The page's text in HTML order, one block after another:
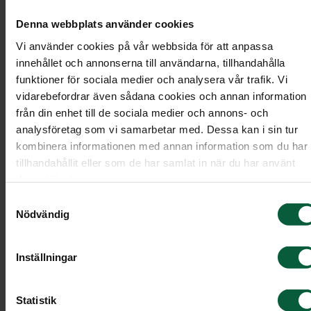
Denna webbplats använder cookies
Vi använder cookies på vår webbsida för att anpassa
innehållet och annonserna till användarna, tillhandahålla
funktioner för sociala medier och analysera vår trafik. Vi
vidarebefordrar även sådana cookies och annan information
från din enhet till de sociala medier och annons- och
analysföretag som vi samarbetar med. Dessa kan i sin tur
kombinera informationen med annan information som du har
tillhandahållit eller som de har samlat in när du har använt
Nödvändig
Inställningar
Statistik
Stenmodell GRF 552
Liggande sten med mjukt rundad form inspirerad